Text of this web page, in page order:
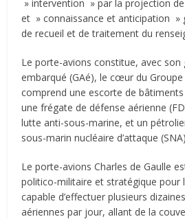
» intervention » par la projection
et » connaissance et anticipation »
de recueil et de traitement du
Le porte-avions constitue, avec son
embarqué (GAé), le cœur du
comprend une escorte de
une frégate de défense aérienne
lutte anti-sous-marine, et un
sous-marin nucléaire d’attaque
Le porte-avions Charles de Gaulle
politico-militaire et stratégique pour
capable d’effectuer plusieurs
aériennes par jour, allant de la